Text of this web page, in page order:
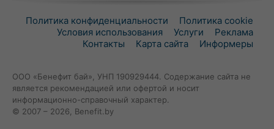
Политика конфиденциальности
Политика cookie
Условия использования
Услуги
Реклама
Контакты
Карта сайта Информеры
ООО «Бенефит бай», УНП 190929444. Содержание сайта не
является рекомендацией или офертой и носит
информационно-справочный характер.
© 2007 – 2026, Benefit.by